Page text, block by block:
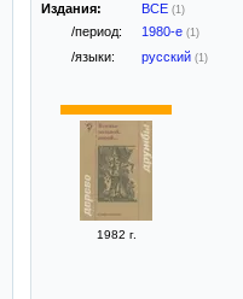
Издания: ВСЕ (1)
/период: 1980-е (1)
/языки: русский (1)
1982 г.